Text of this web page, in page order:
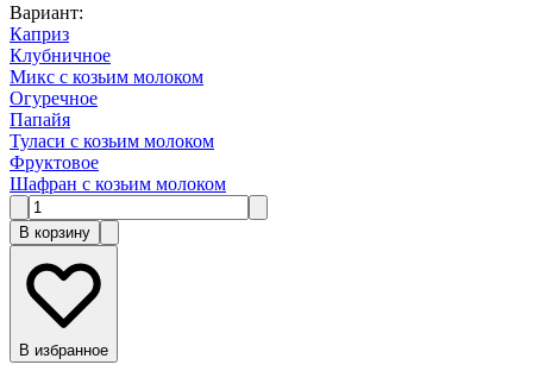
Вариант:
Каприз
Клубничное
Микс с козьим молоком
Огуречное
Папайя
Туласи с козьим молоком
Фруктовое
Шафран с козьим молоком
В корзину
В избранное